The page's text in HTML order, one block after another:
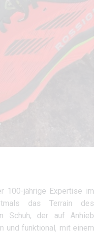
100-jährige Expertise im
das Terrain des
Schuh, der auf Anhieb
und funktional, mit einem